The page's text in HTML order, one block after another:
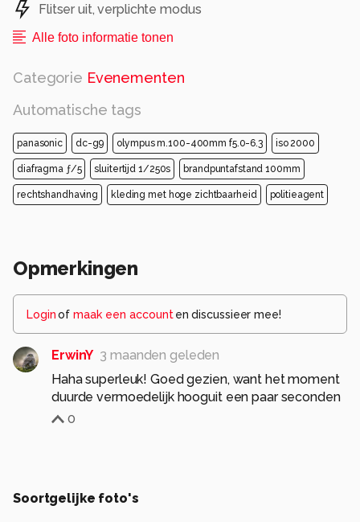
Flitser uit, verplichte modus
Alle foto informatie tonen
Categorie Evenementen
Automatische tags
panasonic dc-g9 olympus m.100-400mm f5.0-6.3 iso 2000
diafragma ƒ/5 sluitertijd 1/250s brandpuntafstand 100mm
rechtshandhaving kleding met hoge zichtbaarheid politieagent
Opmerkingen
Loginof maak een account en discussieer mee!
ErwinY 3 maanden geleden
Haha superleuk! Goed gezien, want het moment
duurde vermoedelijk hooguit een paar seconden
0
Soortgelijke foto's